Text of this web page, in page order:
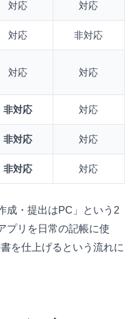
対応 対応
対応 非対応
対応 対応
非対応 対応
非対応 対応
非対応 対応
成・提出はPC」という2
プリを日常の記帳に使
を仕上げるという流れに